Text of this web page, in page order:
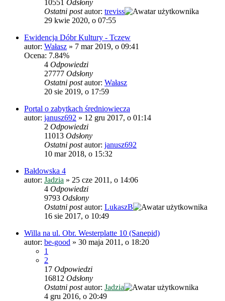
10551 Odsłony
Ostatni postautor: treviss
29 kwie 2020, o 07:55
Ewidencja Dóbr Kultury - Tczew
autor: Wałasz » 7 mar 2019, o 09:41
Ocena: 7.84%
4 Odpowiedzi
27777 Odsłony
Ostatni postautor: Wałasz
20 sie 2019, o 17:59
Portal o zabytkach średniowiecza
autor: janusz692 » 12 gru 2017, o 01:14
2 Odpowiedzi
11013 Odsłony
Ostatni postautor: janusz692
10 mar 2018, o 15:32
Bałdowska 4
autor: Jadzia » 25 cze 2011, o 14:06
4 Odpowiedzi
9793 Odsłony
Ostatni postautor: LukaszB
16 sie 2017, o 10:49
Willa na ul. Obr. Westerplatte 10 (Sanepid)
autor: be-good » 30 maja 2011, o 18:20
1
2
17 Odpowiedzi
16812 Odsłony
Ostatni postautor: Jadzia
4 gru 2016, o 20:49